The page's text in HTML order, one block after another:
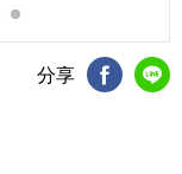
分享
FB分享